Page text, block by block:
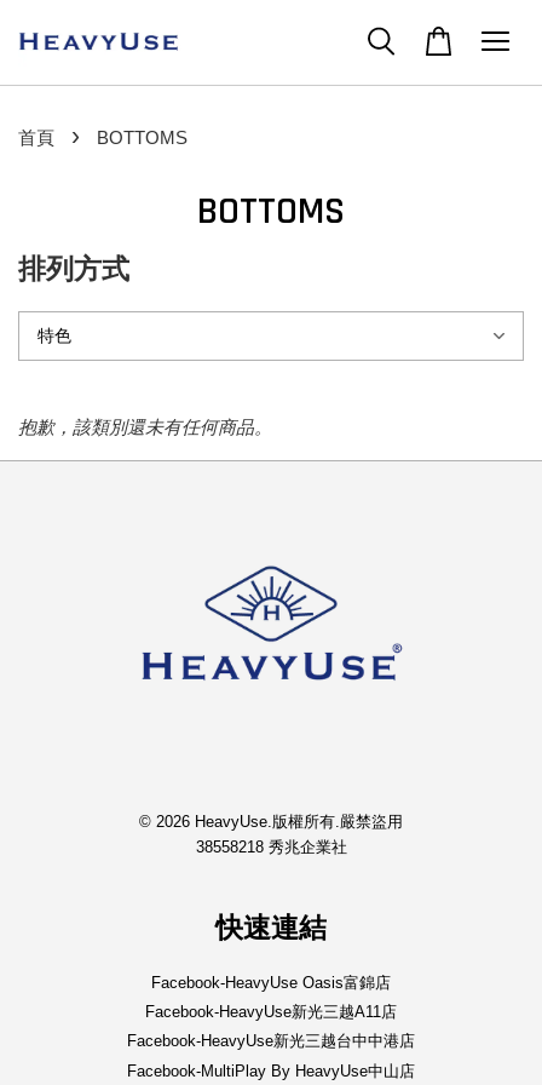
首頁 › BOTTOMS
BOTTOMS
排列方式
抱歉，該類別還未有任何商品。
© 2026 HeavyUse.版權所有.嚴禁盜用
38558218 秀兆企業社
快速連結
Facebook-HeavyUse Oasis富錦店
Facebook-HeavyUse新光三越A11店
Facebook-HeavyUse新光三越台中中港店
Facebook-MultiPlay By HeavyUse中山店